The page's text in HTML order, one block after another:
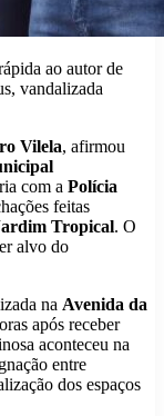
ao autor de
vandalizada
Vilela, afirmou
com a Polícia
feitas
Tropical. O
alvo do
na Avenida da
após receber
aconteceu na
entre
dos espaços